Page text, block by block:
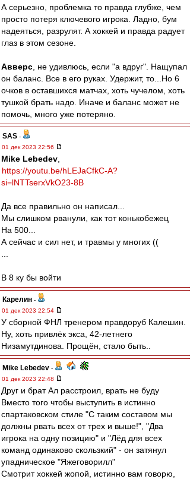
А серьезно, проблемка то правда глубже, чем
просто потеря ключевого игрока. Ладно, бум
надеяться, разрулят. А хоккей и правда радует
глаз в этом сезоне.
Авверс , не удивлюсь, если "а вдруг". Нащупал
он баланс. Все в его руках. Удержит, то...Но 6
очков в оставшихся матчах, хоть чучелом, хоть
тушкой брать надо. Иначе и баланс может не
помочь, много уже потеряно.
SAS -
01 дек 2023 22:56
Mike Lebedev
https://youtu.be/hLEJaCfkC-A?
si=lNTTserxVkO23-8B
Да все правильно он написал...
Мы слишком рванули, как тот конькобежец
На 500...
А сейчас и сил нет, и травмы у многих ((
В 8 ку бы войти
Карелин -
01 дек 2023 22:54
У сборной ФНЛ тренером правдоруб Калешин.
Ну, хоть привлёк экса, 42-летнего
Низамутдинова. Прощён, стало быть..
Mike Lebedev -
01 дек 2023 22:48
Друг и брат Ал расстроил, врать не буду
Вместо того чтобы выступить в истинно
спартаковском стиле "С таким составом мы
должны рвать всех от трех и выше!", "Два
игрока на одну позицию" и "Лёд для всех
команд одинаково скользкий" - он затянул
упадническое "Яжеговорилл"
Смотрит хоккей жопой, истинно вам говорю,